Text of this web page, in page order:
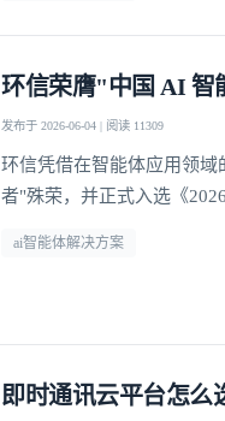
环信荣膺"中国 AI 智
发布于 2026-06-04 | 阅读 11309
环信凭借在智能体应用领
者"殊荣，并正式入选《
ai智能体解决方案
即时通讯云平台怎么